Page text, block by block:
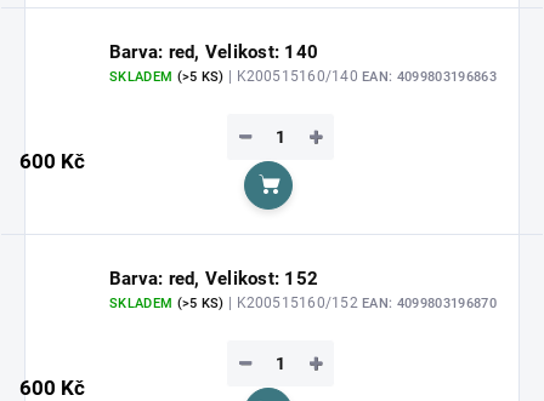
Barva: red, Velikost: 140
SKLADEM (>5 KS) | K200515160/140EAN: 4099803196863
600 Kč
+
−
Do košíku
Barva: red, Velikost: 152
SKLADEM (>5 KS) | K200515160/152EAN: 4099803196870
600 Kč
+
−